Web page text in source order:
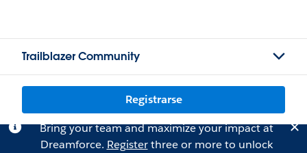
Trailblazer Community
Registrarse
Bring your team and maximize your impact at
Dreamforce. Registerthree or more to unlock